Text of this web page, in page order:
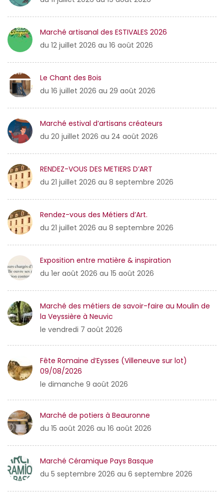
Marché artisanal des ESTIVALES 2026
du 12 juillet 2026 au 16 août 2026
Le Chant des Bois
du 16 juillet 2026 au 29 août 2026
Marché estival d’artisans créateurs
du 20 juillet 2026 au 24 août 2026
RENDEZ-VOUS DES METIERS D’ART
du 21 juillet 2026 au 8 septembre 2026
Rendez-vous des Métiers d’Art.
du 21 juillet 2026 au 8 septembre 2026
Exposition entre matière & inspiration
du 1er août 2026 au 15 août 2026
Marché des métiers de savoir-faire au Moulin de
la Veyssière à Neuvic
le vendredi 7 août 2026
Fête Romaine d’Eysses (Villeneuve sur lot)
09/08/2026
le dimanche 9 août 2026
Marché de potiers à Beauronne
du 15 août 2026 au 16 août 2026
Marché Céramique Pays Basque
du 5 septembre 2026 au 6 septembre 2026